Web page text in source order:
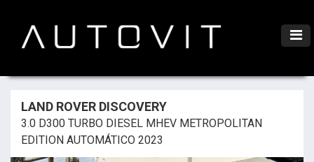
LAND ROVER DISCOVERY
3.0 D300 TURBO DIESEL MHEV METROPOLITAN
EDITION AUTOMÁTICO 2023